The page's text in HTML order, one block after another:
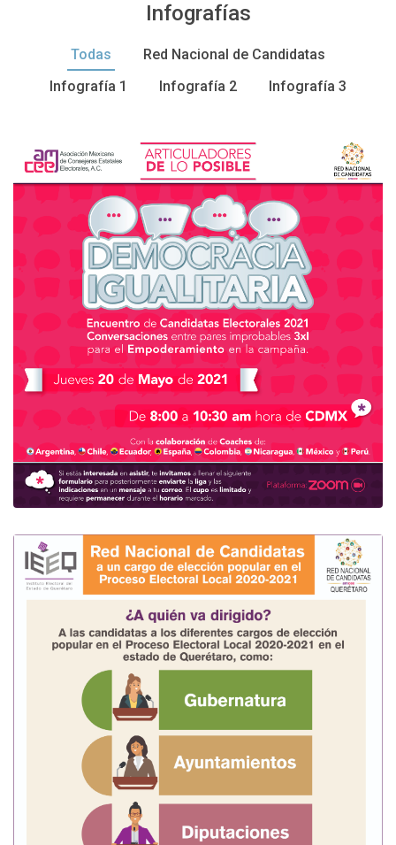
Infografías
Todas
Red Nacional de Candidatas
Infografía 1
Infografía 2 Infografía 3